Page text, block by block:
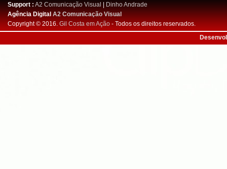
Support : A2 Comunicação Visual | Dinho Andrade
Agência DigitalA2 Comunicação Visual
Copyright © 2016. Gil Costa em Ação - Todos os direitos reservados.